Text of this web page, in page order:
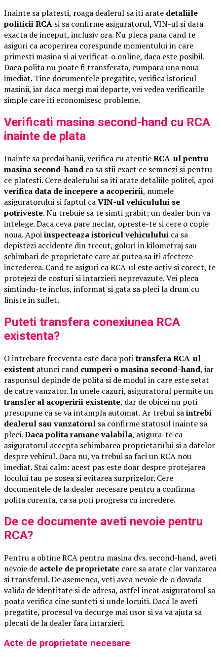
Inainte sa platesti, roaga dealerul sa iti arate detaliile
politicii RCA si sa confirme asiguratorul, VIN-ul si data
exacta de inceput, inclusiv ora. Nu pleca pana cand te
asiguri ca acoperirea corespunde momentului in care
primesti masina si ai verificat-o online, daca este posibil.
Daca polita nu poate fi transferata, cumpara una noua
imediat. Tine documentele pregatite, verifica istoricul
masinii, iar daca mergi mai departe, vei vedea verificarile
simple care iti economisesc probleme.
Verificati masina second-hand cu RCA
inainte de plata
Inainte sa predai banii, verifica cu atentieRCA-ul pentru
masina second-hand ca sa stii exact ce semnezi si pentru
ce platesti. Cere dealerului sa iti arate detaliile politei, apoi
verifica data de incepere a acoperirii, numele
asiguratorului si faptul caVIN-ul vehiculului se
potriveste. Nu trebuie sa te simti grabit; un dealer bun va
intelege. Daca ceva pare neclar, opreste-te si cere o copie
noua. Apoiinspecteaza istoricul vehiculului ca sa
depistezi accidente din trecut, goluri in kilometraj sau
schimbari de proprietate care ar putea sa iti afecteze
increderea. Cand te asiguri ca RCA-ul este activ si corect, te
protejezi de costuri si intarzieri neprevazute. Vei pleca
simtindu-te inclus, informat si gata sa pleci la drum cu
liniste in suflet.
Puteti transfera conexiunea RCA
existenta?
O intrebare frecventa este daca potitransfera RCA-ul
existent atunci cand cumperi o masina second-hand, iar
raspunsul depinde de polita si de modul in care este setat
de catre vanzator. In unele cazuri, asiguratorul permite un
transfer al acoperirii existente, dar de obicei nu poti
presupune ca se va intampla automat. Ar trebui saintrebi
dealerul sau vanzatorul sa confirme statusul inainte sa
pleci.Daca polita ramane valabila, asigura-te ca
asiguratorul accepta schimbarea proprietarului si a datelor
despre vehicul. Daca nu, va trebui sa faci un RCA nou
imediat. Stai calm: acest pas este doar despre protejarea
locului tau pe sosea si evitarea surprizelor. Cere
documentele de la dealer necesare pentru a confirma
polita curenta, ca sa poti progresa cu incredere.
De ce documente aveti nevoie pentru
RCA?
Pentru a obtine RCA pentru masina dvs. second-hand, aveti
nevoie de actele de proprietate care sa arate clar vanzarea
si transferul. De asemenea, veti avea nevoie de o dovada
valida de identitate si de adresa, astfel incat asiguratorul sa
poata verifica cine sunteti si unde locuiti. Daca le aveti
pregatite, procesul va decurge mai usor si va va ajuta sa
plecati de la dealer fara intarzieri.
Acte de proprietate necesare